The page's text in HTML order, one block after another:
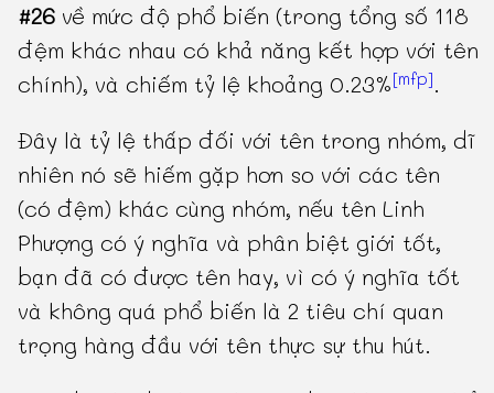
#26 về mức độ phổ biến (trong tổng số 118
đệm khác nhau có khả năng kết hợp với tên
chính), và chiếm tỷ lệ khoảng 0.23%[mfp].
Đây là tỷ lệ thấp đối với tên trong nhóm, dĩ
nhiên nó sẽ hiếm gặp hơn so với các tên
(có đệm) khác cùng nhóm, nếu tên Linh
Phượng có ý nghĩa và phân biệt giới tốt,
bạn đã có được tên hay, vì có ý nghĩa tốt
và không quá phổ biến là 2 tiêu chí quan
trọng hàng đầu với tên thực sự thu hút.